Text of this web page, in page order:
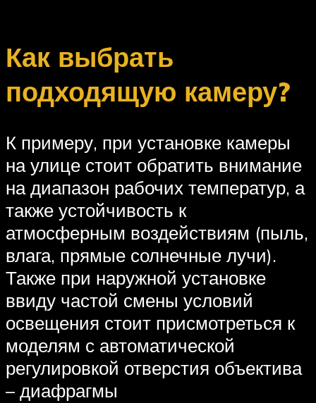
Как выбрать
подходящую камеру?
К примеру, при установке камеры
на улице стоит обратить внимание
на диапазон рабочих температур, а
также устойчивость к
атмосферным воздействиям (пыль,
влага, прямые солнечные лучи).
Также при наружной установке
ввиду частой смены условий
освещения стоит присмотреться к
моделям с автоматической
регулировкой отверстия объектива
– диафрагмы